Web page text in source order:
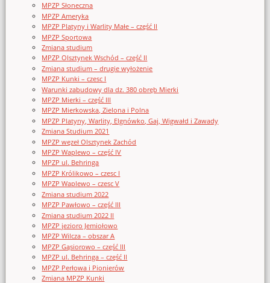
MPZP Słoneczna
MPZP Ameryka
MPZP Platyny i Warlity Małe – część II
MPZP Sportowa
Zmiana studium
MPZP Olsztynek Wschód – część II
Zmiana studium – drugie wyłożenie
MPZP Kunki – czesc I
Warunki zabudowy dla dz. 380 obręb Mierki
MPZP Mierki – część III
MPZP Mierkowska, Zielona i Polna
MPZP Platyny, Warlity, Elgnówko, Gaj, Wigwałd i Zawady
Zmiana Studium 2021
MPZP węzeł Olsztynek Zachód
MPZP Waplewo – część IV
MPZP ul. Behringa
MPZP Królikowo – czesc I
MPZP Waplewo – czesc V
Zmiana studium 2022
MPZP Pawłowo – część III
Zmiana studium 2022 II
MPZP jezioro Jemiołowo
MPZP Wilcza – obszar A
MPZP Gąsiorowo – część III
MPZP ul. Behringa – część II
MPZP Perłowa i Pionierów
Zmiana MPZP Kunki